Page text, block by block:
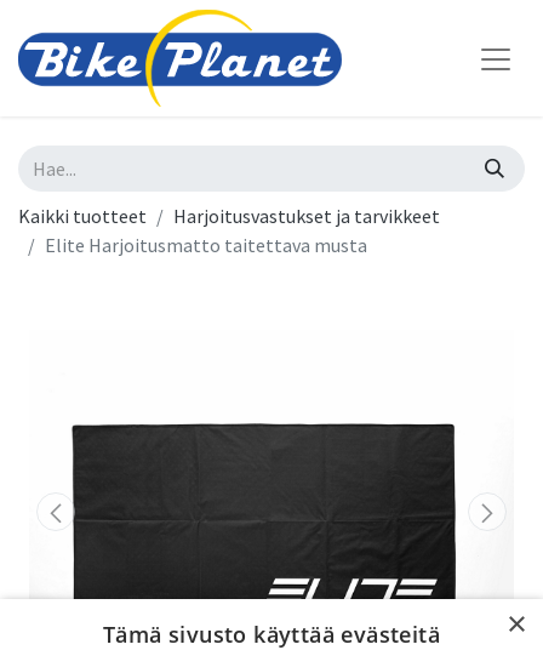
Kaikki tuotteet
Harjoitusvastukset ja tarvikkeet
Elite Harjoitusmatto taitettava musta
×
Tämä sivusto käyttää evästeitä